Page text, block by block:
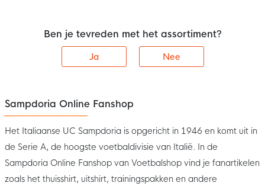
Ben je tevreden met het assortiment?
Ja Nee
Sampdoria Online Fanshop
Het Italiaanse UC Sampdoria is opgericht in 1946 en komt uit in
de Serie A, de hoogste voetbaldivisie van Italië. In de
Sampdoria Online Fanshop van Voetbalshop vind je fanartikelen
zoals het thuisshirt, uitshirt, trainingspakken en andere